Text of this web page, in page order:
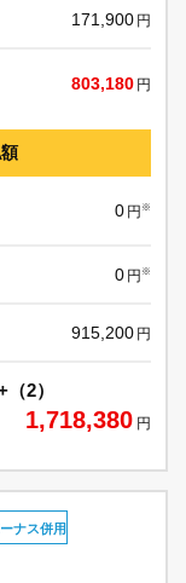
171,900 円
803,180 円
0 円 ※
0 円 ※
915,200 円
2）
1,718,380 円
ナス併用